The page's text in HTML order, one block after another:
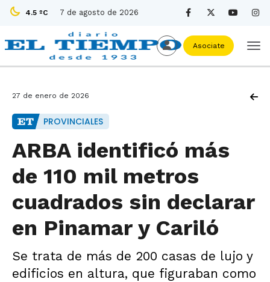
4.5 ºC 7 de agosto de 2026
Asociate
27 de enero de 2026
PROVINCIALES
ARBA identificó más
de 110 mil metros
cuadrados sin declarar
en Pinamar y Cariló
Se trata de más de 200 casas de lujo y
edificios en altura, que figuraban como